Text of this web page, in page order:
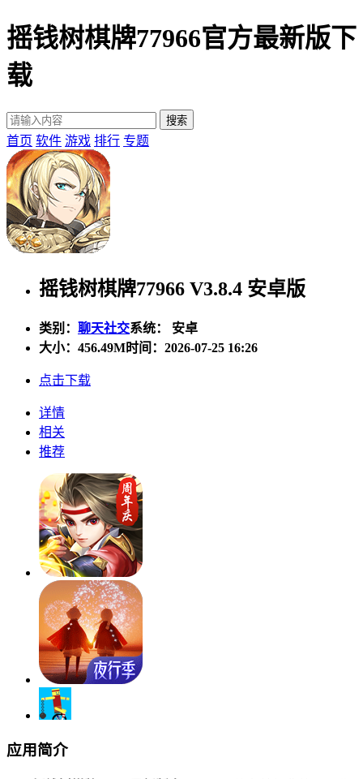
摇钱树棋牌77966官方最新版下
载
首页 软件 游戏 排行 专题
摇钱树棋牌77966 V3.8.4 安卓版
类别： 聊天社交系统： 安卓
大小： 456.49M时间：2026-07-25 16:26
点击下载
详情
相关
推荐
应用简介